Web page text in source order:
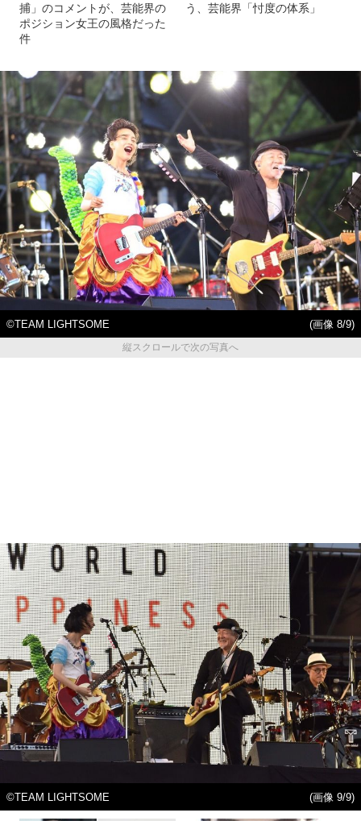
捕」のコメントが、芸能界の
ポジション女王の風格だった
件
う、芸能界「忖度の体系」
©TEAM LIGHTSOME
(画像 8/9)
縦スクロールで次の写真へ
©TEAM LIGHTSOME (画像 9/9)